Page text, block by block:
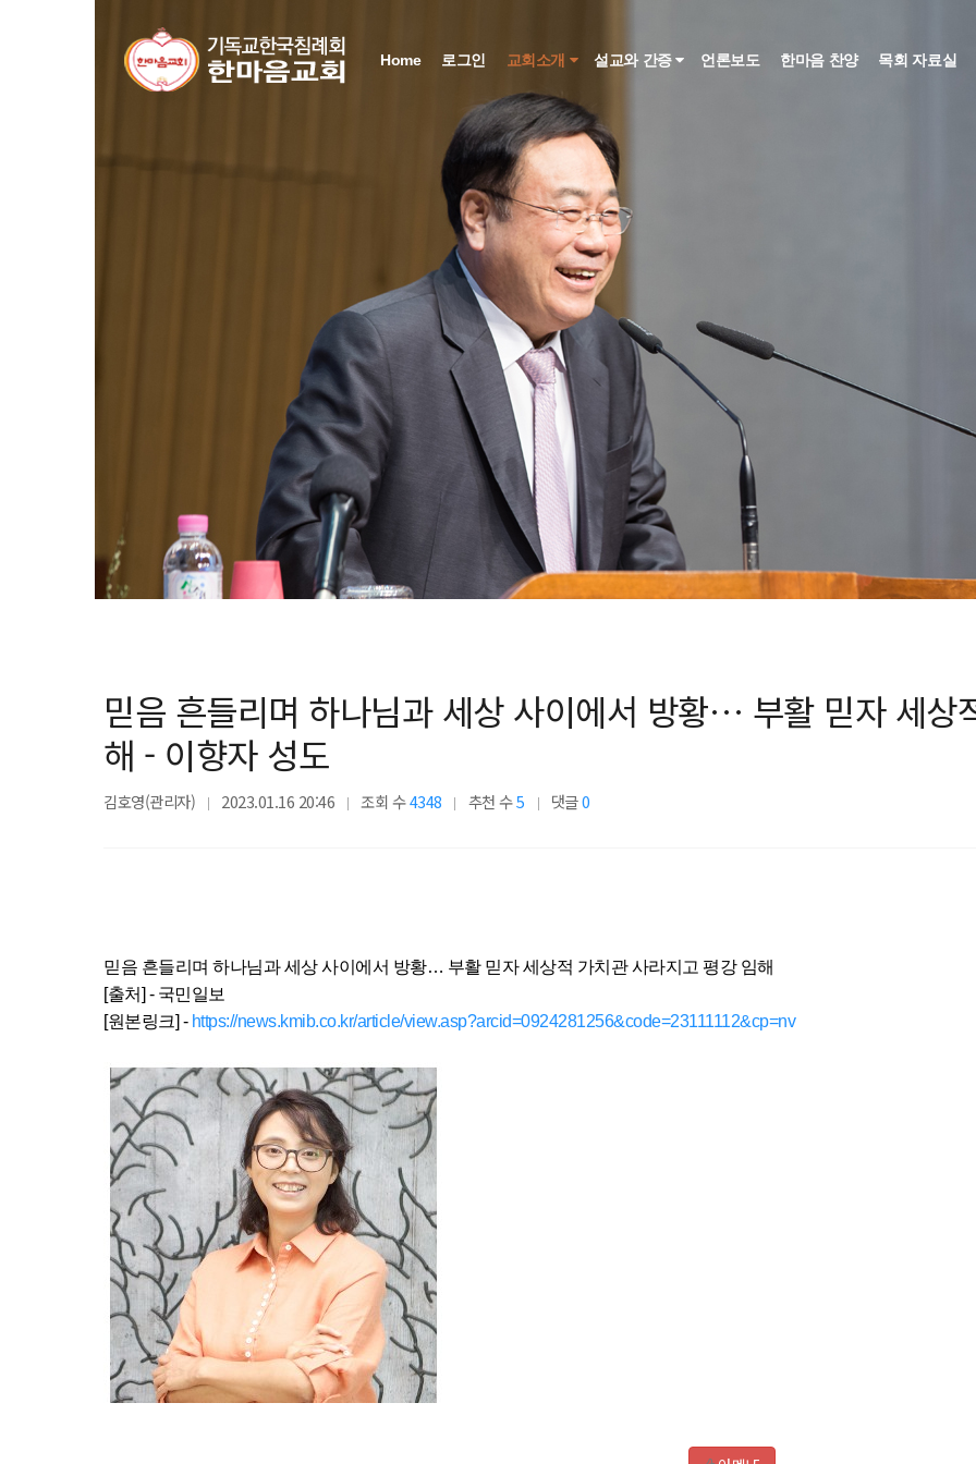
Home 로그인 교회소개 설교와 간증 언론보도 한마음 찬양 목회 자료실
믿음 흔들리며 하나님과 세상 사이에서 방황… 부활 믿자 세상
해 - 이향자 성도
김호영(관리자) 2023.01.16 20:46 조회 수4348 추천 수5 댓글0
믿음 흔들리며 하나님과 세상 사이에서 방황… 부활 믿자 세상적 가치관 사라지고 평강 임해
[출처] - 국민일보
[원본링크] - https://news.kmib.co.kr/article/view.asp?arcid=0924281256&code=23111112&cp=nv